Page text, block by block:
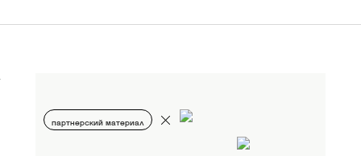
партнерский материал